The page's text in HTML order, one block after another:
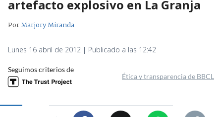
artefacto explosivo en La Granja
PorMarjory Miranda
Lunes 16 abril de 2012 | Publicado a las 12:42
Seguimos criterios de
Ética y transparencia de BBCL